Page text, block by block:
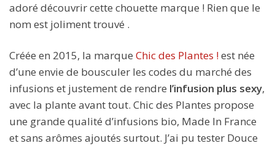
adoré découvrir cette chouette marque ! Rien que le
nom est joliment trouvé .
Créée en 2015, la marque Chic des Plantes !est née
d’une envie de bousculer les codes du marché des
infusions et justement de rendre l’infusion plus sexy,
avec la plante avant tout. Chic des Plantes propose
une grande qualité d’infusions bio, Made In France
et sans arômes ajoutés surtout. J’ai pu tester Douce